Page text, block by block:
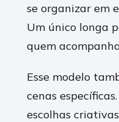
se organizar em
Um único longa
quem
Esse modelo
cenas
escolhas